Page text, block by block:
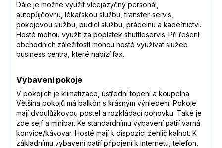
Dále je možné využít vícejazyčný personál,
autopůjčovnu, lékařskou službu, transfer-servis,
pokojovou službu, budící službu, prádelnu a kadeřnictví.
Hosté mohou využít za poplatek shuttleservis. Při řešení
obchodních záležitostí mohou hosté využívat služeb
business centra, které nabízí fax.
Vybavení pokoje
V pokojích je klimatizace, ústřední topení a koupelna.
Většina pokojů má balkón s krásným výhledem. Pokoje
mají dvoulůžkovou postel a rozkládací pohovku. Také je
zde sejf a minibar. Ke standardnímu vybavení patří varná
konvice/kávovar. Hosté mají k dispozici žehlič kalhot. K
základnímu vybavení patří připojení k internetu, telefon,